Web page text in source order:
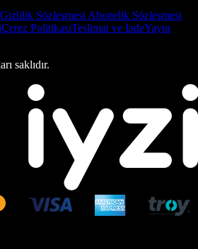
Gizlilik Sözleşmesi Abonelik Sözleşmesi
Çerez PolitikasıTeslimat ve İadeYayın
saklıdır.